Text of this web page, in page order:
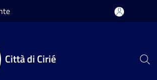
Città di Cirié